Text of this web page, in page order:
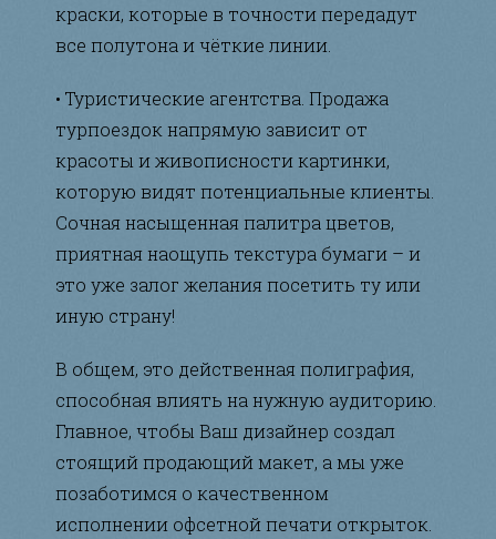
краски, которые в точности передадут
все полутона и чёткие линии.
• Туристические агентства. Продажа
турпоездок напрямую зависит от
красоты и живописности картинки,
которую видят потенциальные клиенты.
Сочная насыщенная палитра цветов,
приятная наощупь текстура бумаги – и
это уже залог желания посетить ту или
иную страну!
В общем, это действенная полиграфия,
способная влиять на нужную аудиторию.
Главное, чтобы Ваш дизайнер создал
стоящий продающий макет, а мы уже
позаботимся о качественном
исполнении офсетной печати открыток.